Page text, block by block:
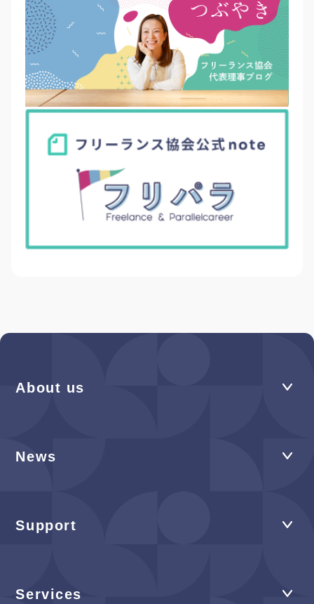
About us
News
Support
Services